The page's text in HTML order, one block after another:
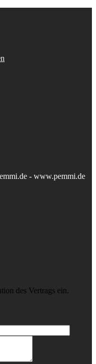
- www.pemmi.de
des Vertrags ein.